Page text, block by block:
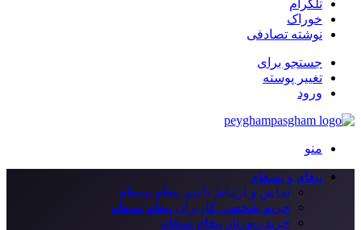
تلگرام
خوراک
نوشته تصادفی
جستجو برای
تغییر پوسته
ورود
منو
پیغام و پسغام
تماس و ارتباط با تیم پیغام پسغام
حریم شخصی کاربران پیغام پسغام
خرید رپورتاژ پیغام پسغام